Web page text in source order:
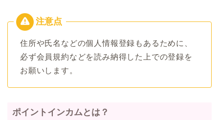
住所や氏名などの個人情報登録もあるために、
必ず会員規約などを読み納得した上での登録を
お願いします。
ポイントインカムとは？